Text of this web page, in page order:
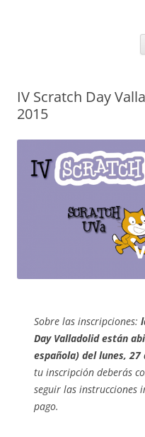
IV Scratch Day
2015
Sobre las inscripciones:
Day Valladolid están
española) del lunes,
tu inscripción deberás
seguir las instrucciones
pago.